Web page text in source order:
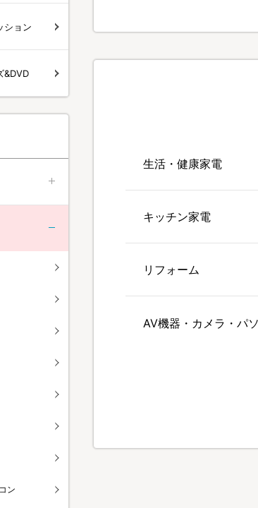
生活・健康家電
キッチン家電
リフォーム
AV機器・カメラ・パ
ション
&DVD
ン